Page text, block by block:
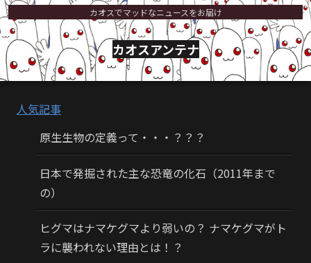
カオスでマッドなニュースをお届け
カオスアンテナ
人気記事
原生生物の定義って・・・？？？
日本で発掘された主な恐竜の化石（2011年まで
の）
ヒグマはナマケグマより弱いの？ ナマケグマがト
ラに襲われない理由とは！？